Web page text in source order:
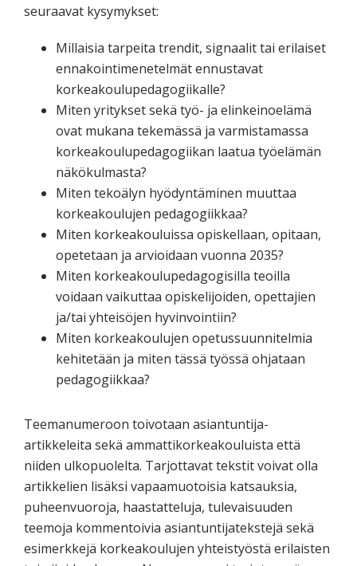
seuraavat kysymykset:
Millaisia tarpeita trendit, signaalit tai erilaiset
ennakointimenetelmät ennustavat
korkeakoulupedagogiikalle?
Miten yritykset sekä työ- ja elinkeinoelämä
ovat mukana tekemässä ja varmistamassa
korkeakoulupedagogiikan laatua työelämän
näkökulmasta?
Miten tekoälyn hyödyntäminen muuttaa
korkeakoulujen pedagogiikkaa?
Miten korkeakouluissa opiskellaan, opitaan,
opetetaan ja arvioidaan vuonna 2035?
Miten korkeakoulupedagogisilla teoilla
voidaan vaikuttaa opiskelijoiden, opettajien
ja/tai yhteisöjen hyvinvointiin?
Miten korkeakoulujen opetussuunnitelmia
kehitetään ja miten tässä työssä ohjataan
pedagogiikkaa?
Teemanumeroon toivotaan asiantuntija-
artikkeleita sekä ammattikorkeakouluista että
niiden ulkopuolelta. Tarjottavat tekstit voivat olla
artikkelien lisäksi vapaamuotoisia katsauksia,
puheenvuoroja, haastatteluja, tulevaisuuden
teemoja kommentoivia asiantuntijatekstejä sekä
esimerkkejä korkeakoulujen yhteistyöstä erilaisten